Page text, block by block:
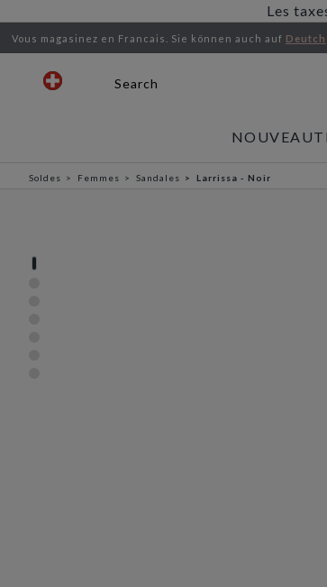
Les
Vous magasinez en Francais. Sie können auch auf Deutch
Search
Soldes Femmes Sandales Larrissa - Noir